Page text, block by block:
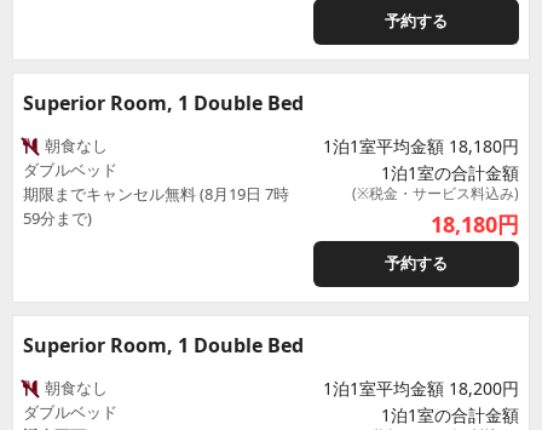
予約する
Superior Room, 1 Double Bed
朝食なし
ダブルベッド
期限までキャンセル無料 (8月19日 7時
59分まで)
1泊1室平均金額 18,180円
1泊1室の合計金額
(※税金・サービス料込み)
18,180円
予約する
Superior Room, 1 Double Bed
朝食なし
ダブルベッド
1泊1室平均金額 18,200円
1泊1室の合計金額